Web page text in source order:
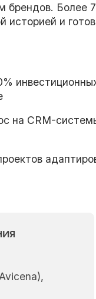
брендов. Более
историей и
на CRM-